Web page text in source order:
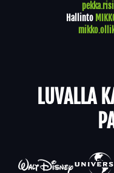
Hallinto
LUVALLA